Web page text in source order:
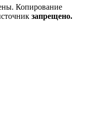
Копирование
запрещено.